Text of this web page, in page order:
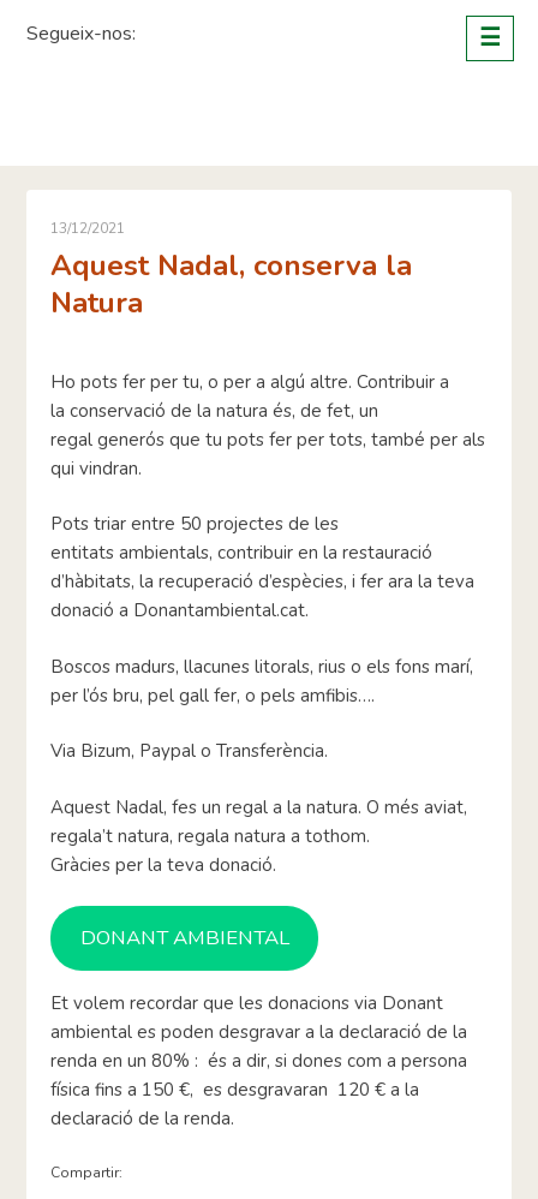
Segueix-nos: ☰
13/12/2021
Aquest Nadal, conserva la
Natura
Ho pots fer per tu, o per a algú altre. Contribuir a
la conservació de la natura és, de fet, un
regal generós que tu pots fer per tots, també per als
qui vindran.
Pots triar entre 50 projectes de les
entitats ambientals, contribuir en la restauració
d’hàbitats, la recuperació d’espècies, i fer ara la teva
donació a Donantambiental.cat.
Boscos madurs, llacunes litorals, rius o els fons marí,
per l’ós bru, pel gall fer, o pels amfibis….
Via Bizum, Paypal o Transferència.
Aquest Nadal, fes un regal a la natura. O més aviat,
regala’t natura, regala natura a tothom.
Gràcies per la teva donació.
DONANT AMBIENTAL
Et volem recordar que les donacions via Donant
ambiental es poden desgravar a la declaració de la
renda en un 80% : és a dir, si dones com a persona
física fins a 150 €, es desgravaran 120 € a la
declaració de la renda.
Compartir: